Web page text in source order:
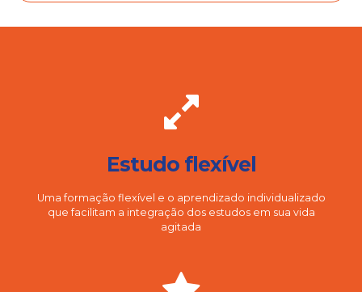
Estudo flexível
Uma formação flexível e o aprendizado individualizado
que facilitam a integração dos estudos em sua vida
agitada